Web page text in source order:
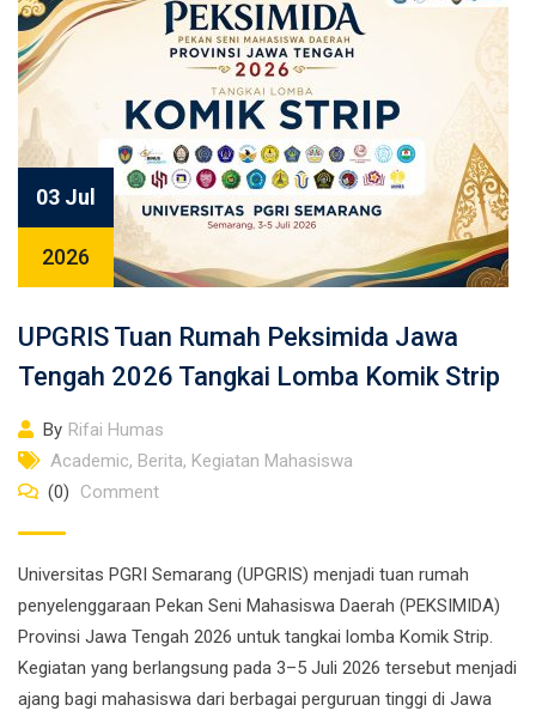
03 Jul
2026
UPGRIS Tuan Rumah Peksimida Jawa
Tengah 2026 Tangkai Lomba Komik Strip
By Rifai Humas
Academic, Berita, Kegiatan Mahasiswa
(0)
Comment
Universitas PGRI Semarang (UPGRIS) menjadi tuan rumah
penyelenggaraan Pekan Seni Mahasiswa Daerah (PEKSIMIDA)
Provinsi Jawa Tengah 2026 untuk tangkai lomba Komik Strip.
Kegiatan yang berlangsung pada 3–5 Juli 2026 tersebut menjadi
ajang bagi mahasiswa dari berbagai perguruan tinggi di Jawa